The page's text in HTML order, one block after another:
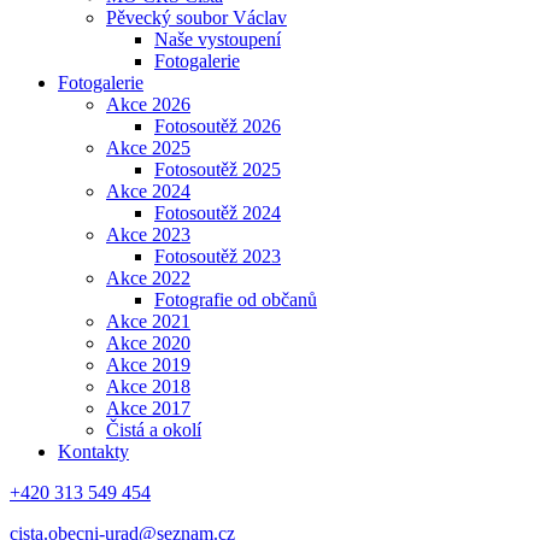
Pěvecký soubor Václav
Naše vystoupení
Fotogalerie
Fotogalerie
Akce 2026
Fotosoutěž 2026
Akce 2025
Fotosoutěž 2025
Akce 2024
Fotosoutěž 2024
Akce 2023
Fotosoutěž 2023
Akce 2022
Fotografie od občanů
Akce 2021
Akce 2020
Akce 2019
Akce 2018
Akce 2017
Čistá a okolí
Kontakty
+420 313 549 454
cista.obecni-urad@seznam.cz